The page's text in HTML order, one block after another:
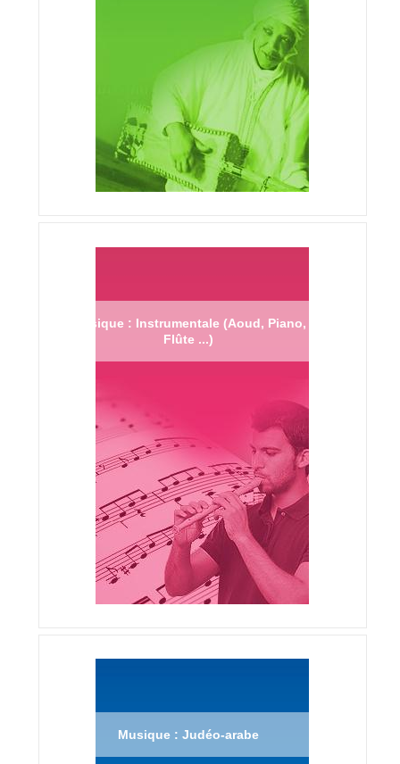
Musique : Instrumentale (Aoud, Piano,
Flûte ...)
Musique : Judéo-arabe